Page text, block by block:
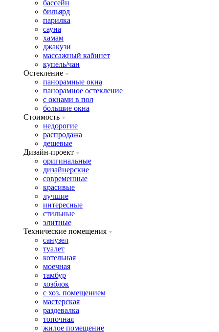
бассейн
бильярд
парилка
сауна
хамам
джакузи
массажный кабинет
купель/чан
Остекление
панорамные окна
панорамное остекление
с окнами в пол
большие окна
Стоимость
недорогие
распродажа
дешевые
Дизайн-проект
оригинальные
дизайнерские
современные
красивые
лучшие
интересные
стильные
элитные
Технические помещения
санузел
туалет
котельная
моечная
тамбур
хозблок
с хоз. помещением
мастерская
раздевалка
топочная
жилое помещение